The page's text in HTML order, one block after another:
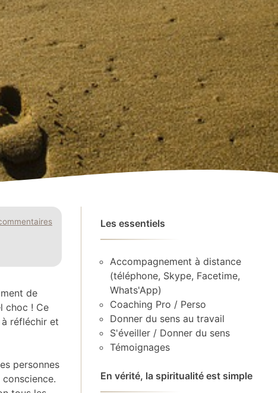
de
choc ! Ce
réfléchir et
personnes
Les essentiels
Accompagnement à distance
(téléphone, Skype, Facetime,
Whats'App)
Coaching Pro / Perso
Donner du sens au travail
S'éveiller / Donner du sens
Témoignages
En vérité, la spiritualité est simple